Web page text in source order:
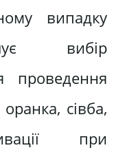
випадку
вибір
проведення
сівба,
при